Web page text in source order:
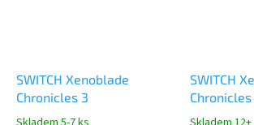
SWITCH Xenoblade
Chronicles 3
SWITCH
Edition